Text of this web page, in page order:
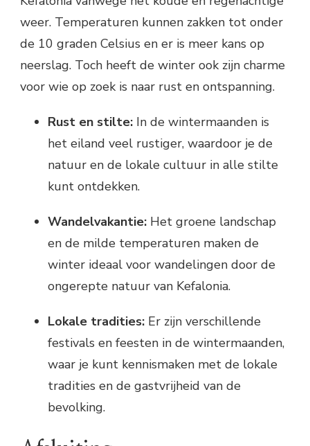
weer. Temperaturen kunnen zakken tot onder
de 10 graden Celsius en er is meer kans op
neerslag. Toch heeft de winter ook zijn charme
voor wie op zoek is naar rust en ontspanning.
Rust en stilte: In de wintermaanden is
het eiland veel rustiger, waardoor je de
natuur en de lokale cultuur in alle stilte
kunt ontdekken.
Wandelvakantie: Het groene landschap
en de milde temperaturen maken de
winter ideaal voor wandelingen door de
ongerepte natuur van Kefalonia.
Lokale tradities: Er zijn verschillende
festivals en feesten in de wintermaanden,
waar je kunt kennismaken met de lokale
tradities en de gastvrijheid van de
bevolking.